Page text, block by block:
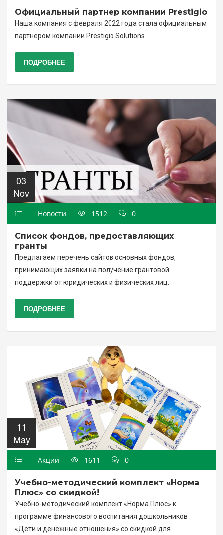
Официальный партнер компании Prestigio
Наша компания с февраля 2022 года стала официальным
партнером компании Prestigio Solutions
ПОДРОБНЕЕ
03
Nov
Новости 1512 0
Список фондов, предоставляющих
гранты
Предлагаем перечень сайтов основных фондов,
принимающих заявки на получение грантовой
поддержки от юридических и физических лиц.
ПОДРОБНЕЕ
11
May
Акции 1611 0
Учебно-методический комплект «Норма
Плюс» со скидкой!
Учебно-методический комплект «Норма Плюс» к
программе финансового воспитания дошкольников
«Дети и денежные отношения» со скидкой для